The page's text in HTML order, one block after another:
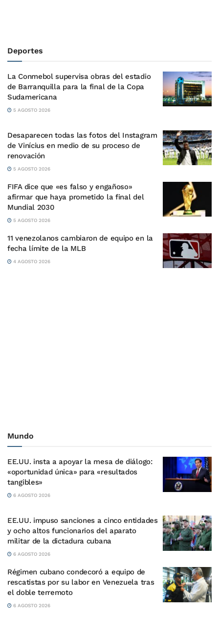
Deportes
La Conmebol supervisa obras del estadio
de Barranquilla para la final de la Copa
Sudamericana
5 AGOSTO 2026
Desaparecen todas las fotos del Instagram
de Vinícius en medio de su proceso de
renovación
5 AGOSTO 2026
FIFA dice que «es falso y engañoso»
afirmar que haya prometido la final del
Mundial 2030
5 AGOSTO 2026
11 venezolanos cambiaron de equipo en la
fecha límite de la MLB
4 AGOSTO 2026
Mundo
EE.UU. insta a apoyar la mesa de diálogo:
«oportunidad única» para «resultados
tangibles»
6 AGOSTO 2026
EE.UU. impuso sanciones a cinco entidades
y ocho altos funcionarios del aparato
militar de la dictadura cubana
6 AGOSTO 2026
Régimen cubano condecoró a equipo de
rescatistas por su labor en Venezuela tras
el doble terremoto
6 AGOSTO 2026